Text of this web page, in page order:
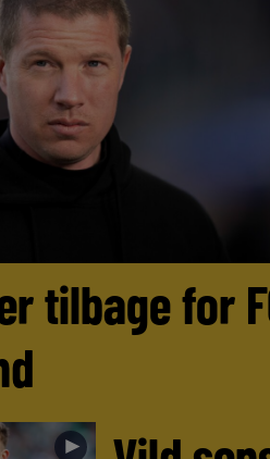
tilbage for
►